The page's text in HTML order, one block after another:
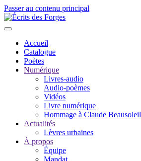
Passer au contenu principal
Accueil
Catalogue
Poètes
Numérique
Livres-audio
Audio-poèmes
Vidéos
Livre numérique
Hommage à Claude Beausoleil
Actualités
Lèvres urbaines
À propos
Équipe
Mandat